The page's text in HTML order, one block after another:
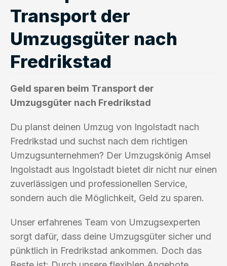
Transport der
Umzugsgüter nach
Fredrikstad
Geld sparen beim Transport der
Umzugsgüter nach Fredrikstad
Du planst deinen Umzug von Ingolstadt nach
Fredrikstad und suchst nach dem richtigen
Umzugsunternehmen? Der Umzugskönig Amsel
Ingolstadt aus Ingolstadt bietet dir nicht nur einen
zuverlässigen und professionellen Service,
sondern auch die Möglichkeit, Geld zu sparen.
Unser erfahrenes Team von Umzugsexperten
sorgt dafür, dass deine Umzugsgüter sicher und
pünktlich in Fredrikstad ankommen. Doch das